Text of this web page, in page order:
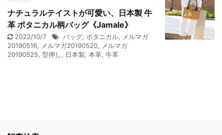
ナチュラルテイストが可愛い、日本製 牛
革 ボタニカル柄バッグ《Jamale》
2022/10/7 バッグ, ボタニカル, メルマガ
20190516, メルマガ20190520, メルマガ
20190525, 型押し, 日本製, 本革, 牛革